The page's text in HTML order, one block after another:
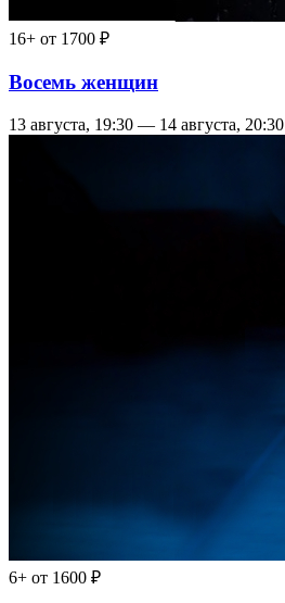
16+ от 1700 ₽
Восемь женщин
13 августа, 19:30 — 14 августа, 20:30
6+ от 1600 ₽